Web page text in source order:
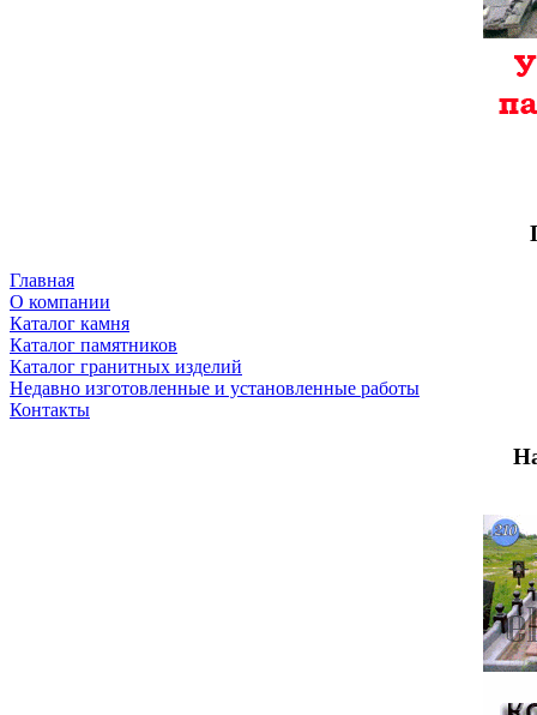
Главная
О компании
Каталог камня
Каталог памятников
Каталог гранитных изделий
Недавно изготовленные и установленные работы
Контакты